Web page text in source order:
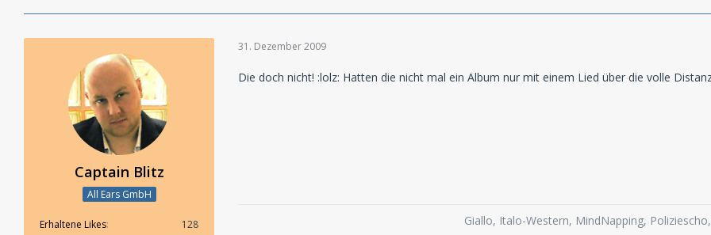
Captain Blitz
All Ears GmbH
Erhaltene Likes
128
31. Dezember 2009
Die doch nicht! :lolz: Hatten die nicht mal ein Album nur mit einem Lied über die volle
Giallo, Italo-Western, MindNapping,